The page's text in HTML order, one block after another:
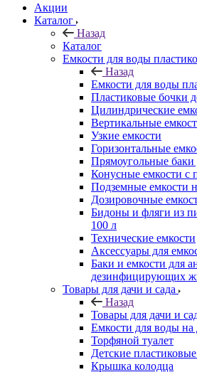
Акции
Каталог
Назад
Каталог
Емкости для воды
Назад
Емкости для воды
Пластиковые бочки
Цилиндрические
Вертикальные
Узкие емкости
Горизонтальные
Прямоугольные баки
Конусные емкости
Подземные емкости
Дозировочные
Бидоны и фляги из
100 л
Технические емкости
Аксессуары для
Баки и емкости для
дезинфицирующих
Товары для дачи и сада
Назад
Товары для дачи и
Емкости для воды на
Торфяной туалет
Детские
Крышка колодца